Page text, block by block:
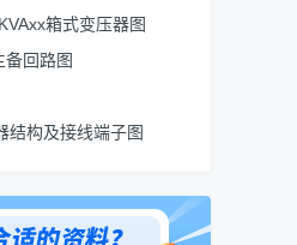
箱式变压器图
备回路图
结构及接线端子图